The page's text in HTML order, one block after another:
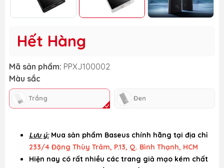
Hết Hàng
Mã sản phẩm: PPXJ100002
Màu sắc
Trắng Đen
Lưu ý: Mua sản phẩm Baseus chính hãng tại địa chỉ
233/4 Đặng Thùy Trâm, P.13, Q. Bình Thạnh, HCM
Hiện nay có rất nhiều các trang giả mạo kém chất